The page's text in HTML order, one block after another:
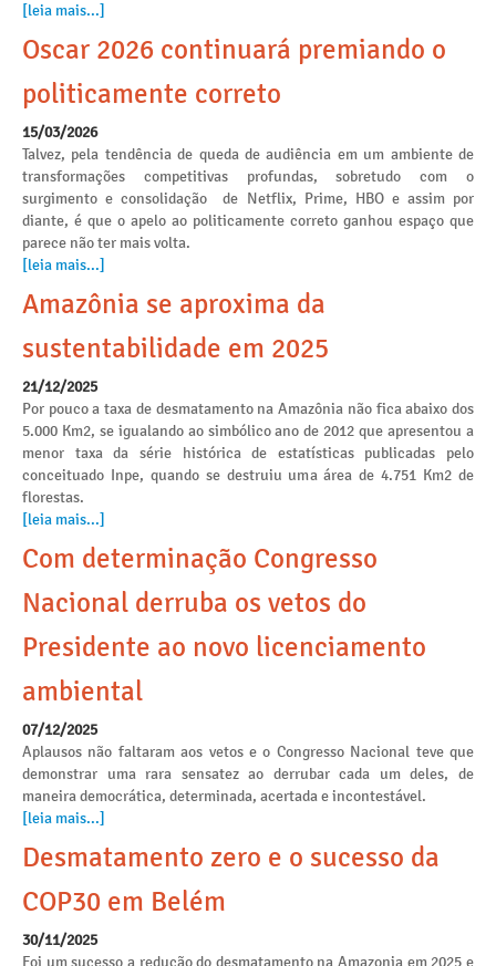
[leia mais...]
Oscar 2026 continuará premiando o
politicamente correto
15/03/2026
Talvez, pela tendência de queda de audiência em um ambiente de
transformações competitivas profundas, sobretudo com o
surgimento e consolidação de Netflix, Prime, HBO e assim por
diante, é que o apelo ao politicamente correto ganhou espaço que
parece não ter mais volta.
[leia mais...]
Amazônia se aproxima da
sustentabilidade em 2025
21/12/2025
Por pouco a taxa de desmatamento na Amazônia não fica abaixo dos
5.000 Km2, se igualando ao simbólico ano de 2012 que apresentou a
menor taxa da série histórica de estatísticas publicadas pelo
conceituado Inpe, quando se destruiu uma área de 4.751 Km2 de
florestas.
[leia mais...]
Com determinação Congresso
Nacional derruba os vetos do
Presidente ao novo licenciamento
ambiental
07/12/2025
Aplausos não faltaram aos vetos e o Congresso Nacional teve que
demonstrar uma rara sensatez ao derrubar cada um deles, de
maneira democrática, determinada, acertada e incontestável.
[leia mais...]
Desmatamento zero e o sucesso da
COP30 em Belém
30/11/2025
Foi um sucesso a redução do desmatamento na Amazonia em 2025 e